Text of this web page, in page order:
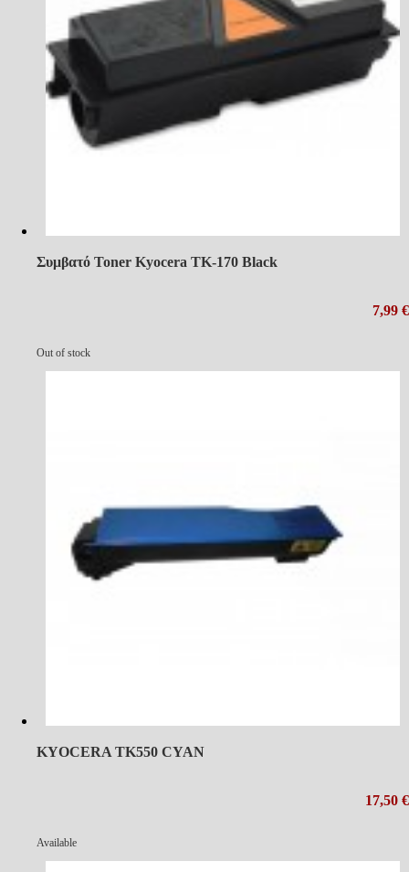
Συμβατό Toner Kyocera ΤΚ-170 Black
7,99 €
Out of stock
KYOCERA TK550 CYAN
17,50 €
Available